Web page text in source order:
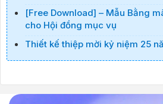
[Free Download] – Mẫu Bằng
cho Hội đồng mục vụ
Thiết kế thiệp mời kỷ niệm 25